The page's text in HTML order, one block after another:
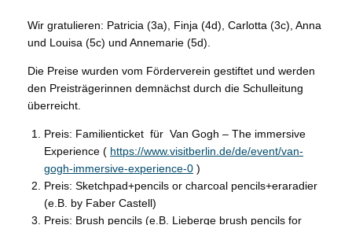
Wir gratulieren: Patricia (3a), Finja (4d), Carlotta (3c), Anna
und Louisa (5c) und Annemarie (5d).
Die Preise wurden vom Förderverein gestiftet und werden
den Preisträgerinnen demnächst durch die Schulleitung
überreicht.
Preis: Familienticket für Van Gogh – The immersive
Experience ( https://www.visitberlin.de/de/event/van-
gogh-immersive-experience-0 )
Preis: Sketchpad+pencils or charcoal pencils+eraradier
(e.B. by Faber Castell)
Preis: Brush pencils (e.B. Lieberge brush pencils for